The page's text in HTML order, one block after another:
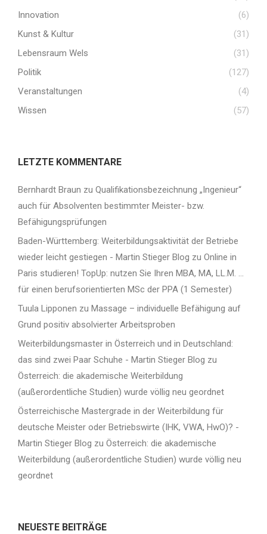
Innovation
(6)
Kunst & Kultur
(31)
Lebensraum Wels
(31)
Politik
(127)
Veranstaltungen
(4)
Wissen
(57)
LETZTE KOMMENTARE
Bernhardt Braun zu Qualifikationsbezeichnung „Ingenieur“
auch für Absolventen bestimmter Meister- bzw.
Befähigungsprüfungen
Baden-Württemberg: Weiterbildungsaktivität der Betriebe
wieder leicht gestiegen - Martin Stieger Blog zu Online in
Paris studieren! TopUp: nutzen Sie Ihren MBA, MA, LL.M. …
für einen berufsorientierten MSc der PPA (1 Semester)
Tuula Lipponen zu Massage – individuelle Befähigung auf
Grund positiv absolvierter Arbeitsproben
Weiterbildungsmaster in Österreich und in Deutschland:
das sind zwei Paar Schuhe - Martin Stieger Blog zu
Österreich: die akademische Weiterbildung
(außerordentliche Studien) wurde völlig neu geordnet
Österreichische Mastergrade in der Weiterbildung für
deutsche Meister oder Betriebswirte (IHK, VWA, HwO)? -
Martin Stieger Blog zu Österreich: die akademische
Weiterbildung (außerordentliche Studien) wurde völlig neu
geordnet
NEUESTE BEITRÄGE